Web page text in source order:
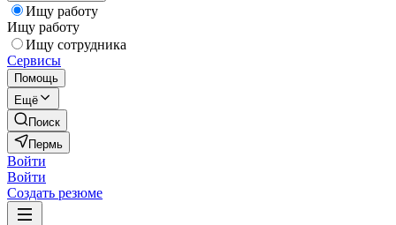
Ищу работу
Ищу работу
Ищу сотрудника
Сервисы
Помощь
Ещё
Поиск
Пермь
Войти
Войти
Создать резюме